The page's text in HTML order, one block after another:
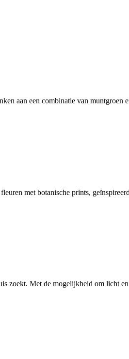
aan een combinatie van muntgroen
met botanische prints,
zoekt. Met de mogelijkheid om licht